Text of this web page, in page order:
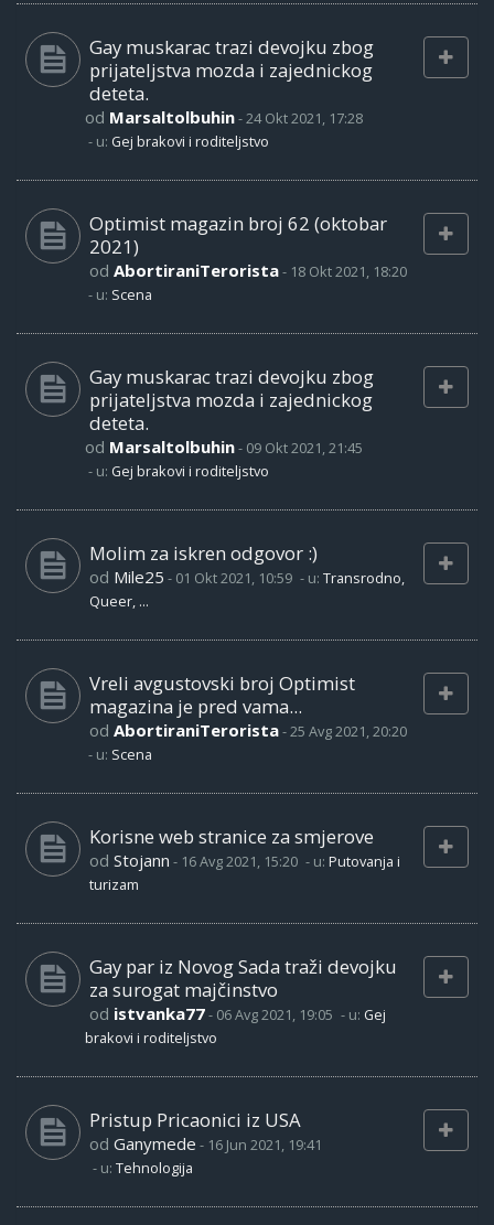
Gay muskarac trazi devojku zbog
prijateljstva mozda i zajednickog
deteta.
od Marsaltolbuhin-24 Okt 2021, 17:28
- u: Gej brakovi i roditeljstvo
Optimist magazin broj 62 (oktobar
2021)
od AbortiraniTerorista- 18 Okt 2021, 18:20
- u: Scena
Gay muskarac trazi devojku zbog
prijateljstva mozda i zajednickog
deteta.
od Marsaltolbuhin- 09 Okt 2021, 21:45
- u: Gej brakovi i roditeljstvo
Molim za iskren odgovor :)
od Mile25 - 01 Okt 2021, 10:59 - u: Transrodno,
Queer, ...
Vreli avgustovski broj Optimist
magazina je pred vama...
od AbortiraniTerorista-25 Avg 2021, 20:20
- u: Scena
Korisne web stranice za smjerove
od Stojann - 16 Avg 2021, 15:20 - u: Putovanja i
turizam
Gay par iz Novog Sada traži devojku
za surogat majčinstvo
od istvanka77- 06 Avg 2021, 19:05 - u: Gej
brakovi i roditeljstvo
Pristup Pricaonici iz USA
od Ganymede - 16 Jun 2021, 19:41
- u: Tehnologija